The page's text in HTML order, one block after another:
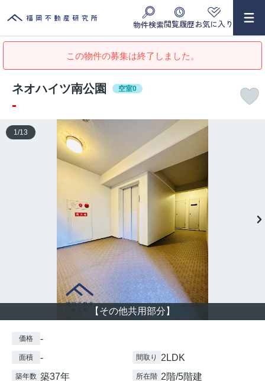
物件検索閲覧履歴お気に入り
この物件の募集は終了しました。
ネオハイツ南公園 空室0
-
【その他共用部分】
1 /13
価格 -
面積 - 間取り 2LDK
築年数 築37年 所在階 2階/5階建